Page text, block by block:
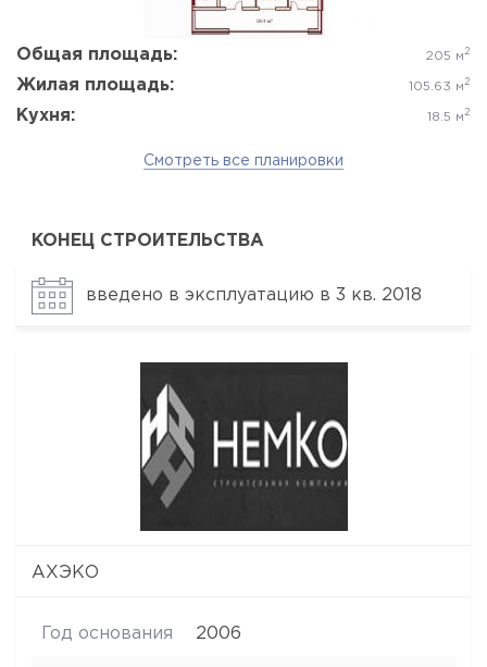
Общая площадь: 205 м 2
Жилая площадь: 105.63 м 2
Кухня: 18.5 м 2
Смотреть все планировки
КОНЕЦ СТРОИТЕЛЬСТВА
введено в эксплуатацию в 3 кв. 2018
АХЭКО
Год основания 2006